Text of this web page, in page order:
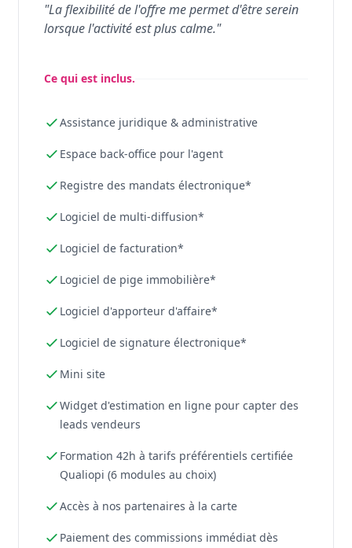
"La flexibilité de l'offre me permet d'être serein
lorsque l'activité est plus calme."
Ce qui est inclus.
Assistance juridique & administrative
Espace back-office pour l'agent
Registre des mandats électronique*
Logiciel de multi-diffusion*
Logiciel de facturation*
Logiciel de pige immobilière*
Logiciel d'apporteur d'affaire*
Logiciel de signature électronique*
Mini site
Widget d'estimation en ligne pour capter des
leads vendeurs
Formation 42h à tarifs préférentiels certifiée
Qualiopi (6 modules au choix)
Accès à nos partenaires à la carte
Paiement des commissions immédiat dès